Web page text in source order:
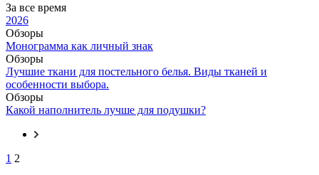
За все время
2026
Обзоры
Монограмма как личный знак
Обзоры
Лучшие ткани для постельного белья. Виды тканей и
особенности выбора.
Обзоры
Какой наполнитель лучше для подушки?
1 2